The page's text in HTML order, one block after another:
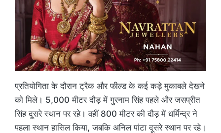
प्रतियोगिता के दौरान ट्रैक और फील्ड के कई कड़े मुकाबले देखने
को मिले। 5,000 मीटर दौड़ में गुरनाम सिंह पहले और जसप्रीत
सिंह दूसरे स्थान पर रहे। वहीं 800 मीटर की दौड़ में धर्मिन्द्र ने
पहला स्थान हासिल किया, जबकि अनिल पांटा दूसरे स्थान पर रहे।